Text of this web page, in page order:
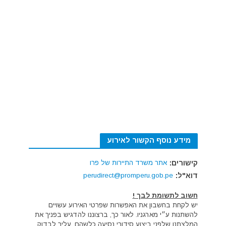
מידע נוסף הקשור לאירוע
קישורים: אתר משרד התיירות של פרו
דוא"ל: perudirect@promperu.gob.pe
חשוב לתשומת לבך !
יש לקחת בחשבון את האפשרות שפרטי האירוע עשויים
להשתנות ע״י מארגניו. לאור כך, ברצוננו להדגיש בפניך את
המלצתנו שלפני ביצוע סידורי נסיעה כלשהם, עליך לבדוק